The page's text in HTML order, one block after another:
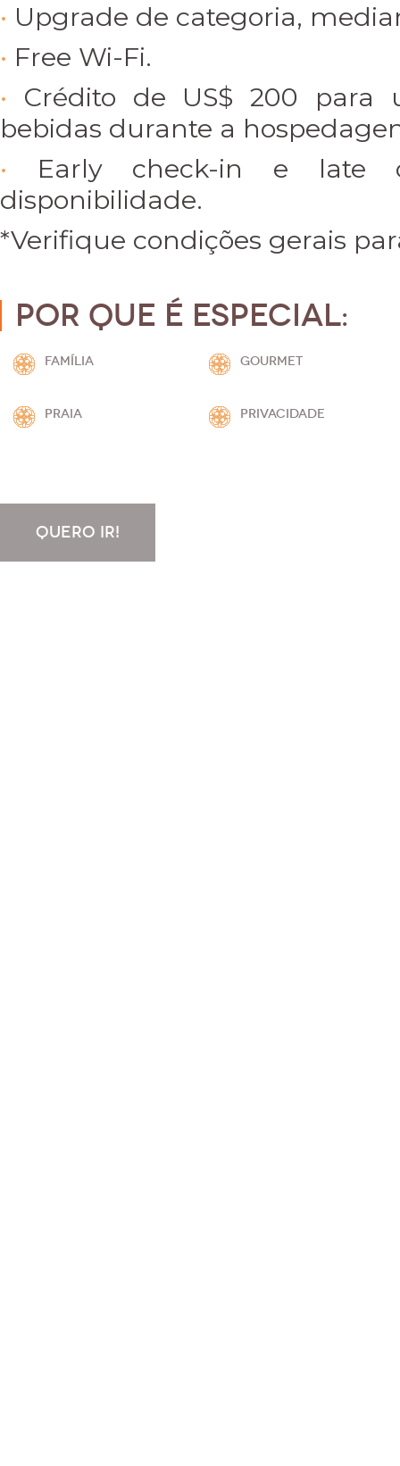
Upgrade de categoria,
Free Wi-Fi.
Crédito de US$ 200 para
bebidas durante a
Early check-in e late
disponibilidade.
*Verifique condições gerais
Por que é especial:
FAMÍLIA GOURMET
PRAIA PRIVACIDADE
QUERO IR!